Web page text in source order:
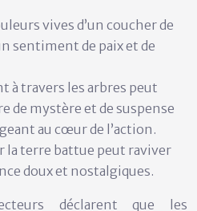
vives d’un coucher de
sentiment de paix et de
à travers les arbres peut
de mystère et de suspense
au cœur de l’action.
la terre battue peut raviver
doux et nostalgiques.
déclarent que les